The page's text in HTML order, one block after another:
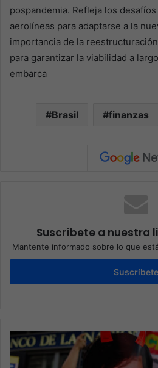
pospandemia. Refleja los
aerolíneas para adaptarse a la
importancia de la
para garantizar la viabilidad a
embarca
Brasil finanzas
Suscríbete a nuestra
Mantente informado sobre lo que
Suscríbete